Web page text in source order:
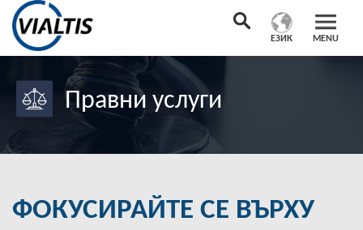
MENU
ЕЗИК
Правни услуги
ФОКУСИРАЙТЕ СЕ ВЪРХУ